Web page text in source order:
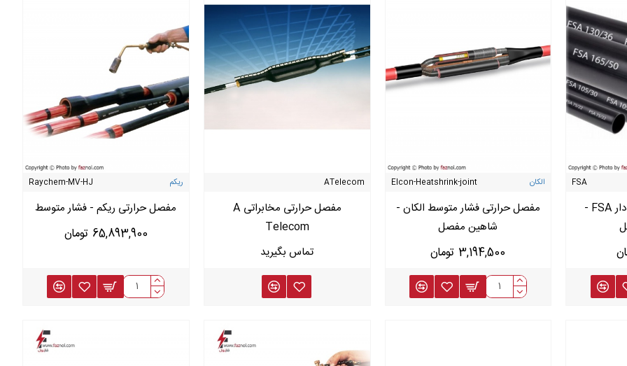
FSA
روکش حرارتی چسب دار FSA -
الکان Elcon-Heatshrink-joint
مفصل حرارتی فشار متوسط الکان -
شاهین مفصل
3,194,500 تومان
ATelecom
مفصل حرارتی مخابراتی A
Telecom
ریکم Raychem-MV-HJ
مفصل حرارتی ریکم - فشار متوسط
65,893,900 تومان